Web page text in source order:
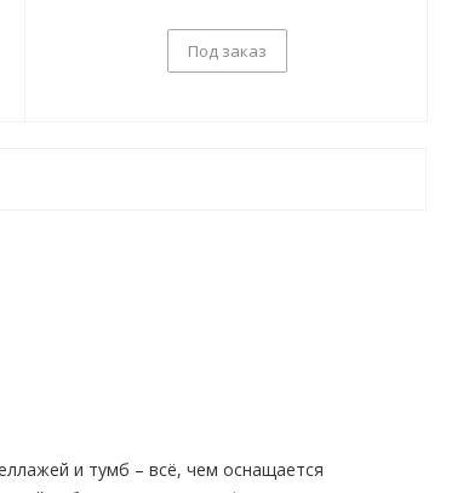
Под заказ
и тумб – всё, чем оснащается